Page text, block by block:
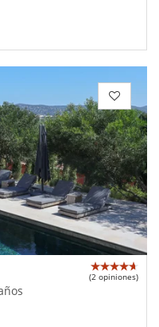
(2 opiniones)